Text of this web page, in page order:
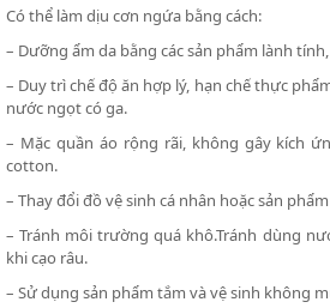
Có thể làm dịu cơn ngứa bằng cách:
– Dưỡng ẩm da bằng các sản phẩm lành
– Duy trì chế độ ăn hợp lý, hạn chế thực
nước ngọt có ga.
– Mặc quần áo rộng rãi, không gây kích
cotton.
– Thay đổi đồ vệ sinh cá nhân hoặc sản
– Tránh môi trường quá khô.Tránh dùng
khi cạo râu.
– Sử dụng sản phẩm tắm và vệ sinh không